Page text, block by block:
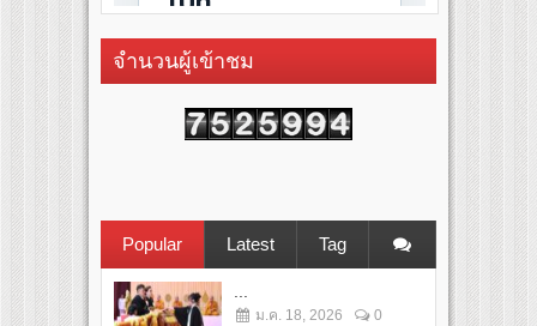
จำนวนผู้เข้าชม
Popular Latest Tag
ม.ค. 18, 2026 0